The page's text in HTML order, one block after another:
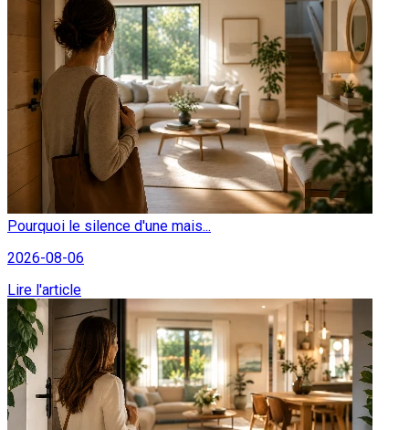
Pourquoi le silence d'une mais...
2026-08-06
Lire l'article